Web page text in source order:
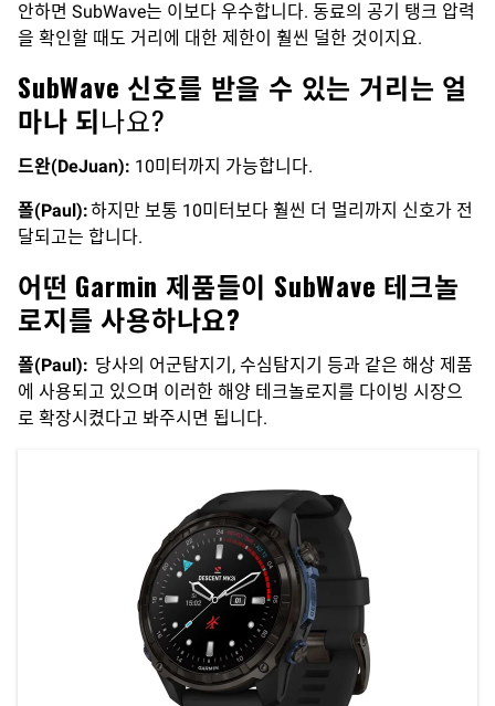
안하면 SubWave는 이보다 우수합니다. 동료의 공기 탱크 압력
을 확인할 때도 거리에 대한 제한이 훨씬 덜한 것이지요.
SubWave 신호를 받을 수 있는 거리는 얼
마나 되나요?
드완(DeJuan): 10미터까지 가능합니다.
폴(Paul):하지만 보통 10미터보다 훨씬 더 멀리까지 신호가 전
달되고는 합니다.
어떤 Garmin 제품들이 SubWave 테크놀
로지를 사용하나요?
폴(Paul): 당사의 어군탐지기, 수심탐지기 등과 같은 해상 제품
에 사용되고 있으며 이러한 해양 테크놀로지를 다이빙 시장으
로 확장시켰다고 봐주시면 됩니다.